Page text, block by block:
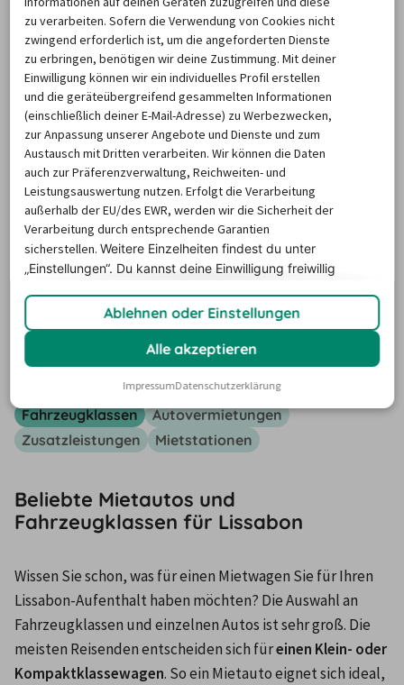
Suche über das Filtermenü weiter verfeinern. So
kommen Sie Schritt für Schritt Ihrem Traum-Mietwagen
für Lissabon näher.
Tipp: Noch unsicher, ob Sie direkt buchen sollen? Zögern
Sie nicht: Sie erhalten bis zu 24 Stunden vor Mietbeginn
bei einer Stornierung Ihr Geld zurück. Rufen Sie uns dazu
einfach während unserer Öffnungszeiten an. Online ist die
Stornierung bis zu 36 Stunden vorher möglich.
Wissenswertes zur
Autovermietung in Lissabon
Fahrzeugklassen
Autovermietungen
Zusatzleistungen
Mietstationen
Beliebte Mietautos und
Fahrzeugklassen für Lissabon
Wissen Sie schon, was für einen Mietwagen Sie für Ihren
Lissabon-Aufenthalt haben möchten? Die Auswahl an
Fahrzeugklassen und einzelnen Autos ist sehr groß. Die
meisten Reisenden entscheiden sich für einen Klein- oder
Kompaktklassewagen. So ein Mietauto eignet sich ideal,
zu verarbeiten. Sofern die Verwendung von Cookies nicht
zwingend erforderlich ist, um die angeforderten Dienste
zu erbringen, benötigen wir deine Zustimmung. Mit deiner
Einwilligung können wir ein individuelles Profil erstellen
und die geräteübergreifend gesammelten Informationen
(einschließlich deiner E-Mail-Adresse) zu Werbezwecken,
zur Anpassung unserer Angebote und Dienste und zum
Austausch mit Dritten verarbeiten. Wir können die Daten
auch zur Präferenzverwaltung, Reichweiten- und
Leistungsauswertung nutzen. Erfolgt die Verarbeitung
außerhalb der EU/des EWR, werden wir die Sicherheit der
Verarbeitung durch entsprechende Garantien
sicherstellen.Weitere Einzelheiten findest du unter
„Einstellungen“. Du kannst deine Einwilligung freiwillig
Ablehnen oder Einstellungen
Alle akzeptieren
ImpressumDatenschutzerklärung